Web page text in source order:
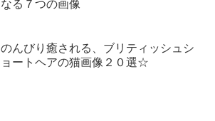
なる７つの画像
のんびり癒される、ブリティッシュシ
ョートヘアの猫画像２０選☆